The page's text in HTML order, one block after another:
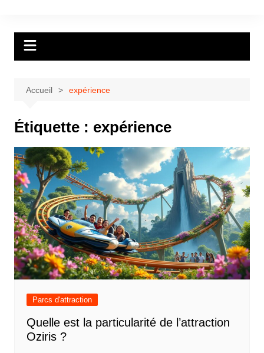
Accueil expérience
Étiquette : expérience
Parcs d'attraction
Quelle est la particularité de l’attraction
Oziris ?